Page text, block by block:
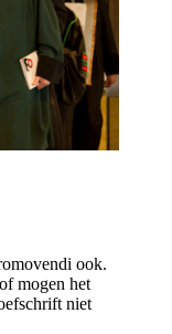
ook.
mogen het
niet